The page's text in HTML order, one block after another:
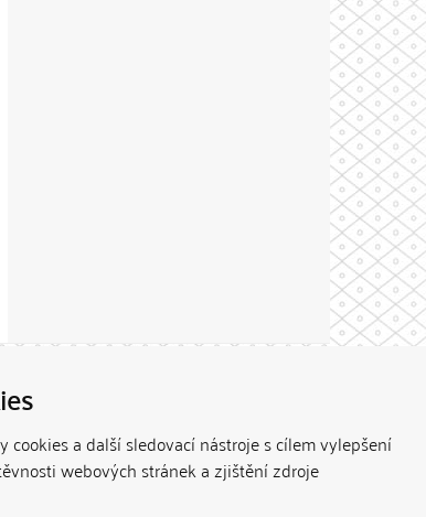
a další sledovací nástroje s cílem vylepšení
webových stránek a zjištění zdroje